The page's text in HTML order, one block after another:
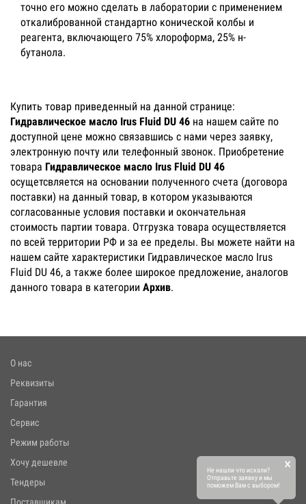
точно его можно сделать в лаборатории с применением
откалиброванной стандартно конической колбы и
реагента, включающего 75% хлороформа, 25% н-
бутанола.
Купить товар приведенный на данной странице:
Гидравлическое масло Irus Fluid DU 46 на нашем сайте по
доступной цене можно связавшись с нами через заявку,
электронную почту или телефонный звонок. Приобретение
товара Гидравлическое масло Irus Fluid DU 46
осущетсвляется на основании полученного счета (договора
поставки) на данный товар, в котором указываются
согласованные условия поставки и окончательная
стоимость партии товара. Отгрузка товара осуществляется
по всей территории РФ и за ее пределы. Вы можете найти на
нашем сайте характеристики Гидравлическое масло Irus
Fluid DU 46, а также более широкое предложение, аналогов
данного товара в категории Архив.
О нас
Реквизиты
Гарантия
Сервис
Режим работы
Хочу дешевле
Тендеры
Не нашли что искали?
Отправьте заявку и мы
поможем Вам с выбором!
×